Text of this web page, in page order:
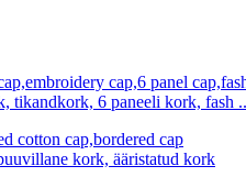
tikandkork, 6 paneeli kork, fash
kork, ääristatud kork